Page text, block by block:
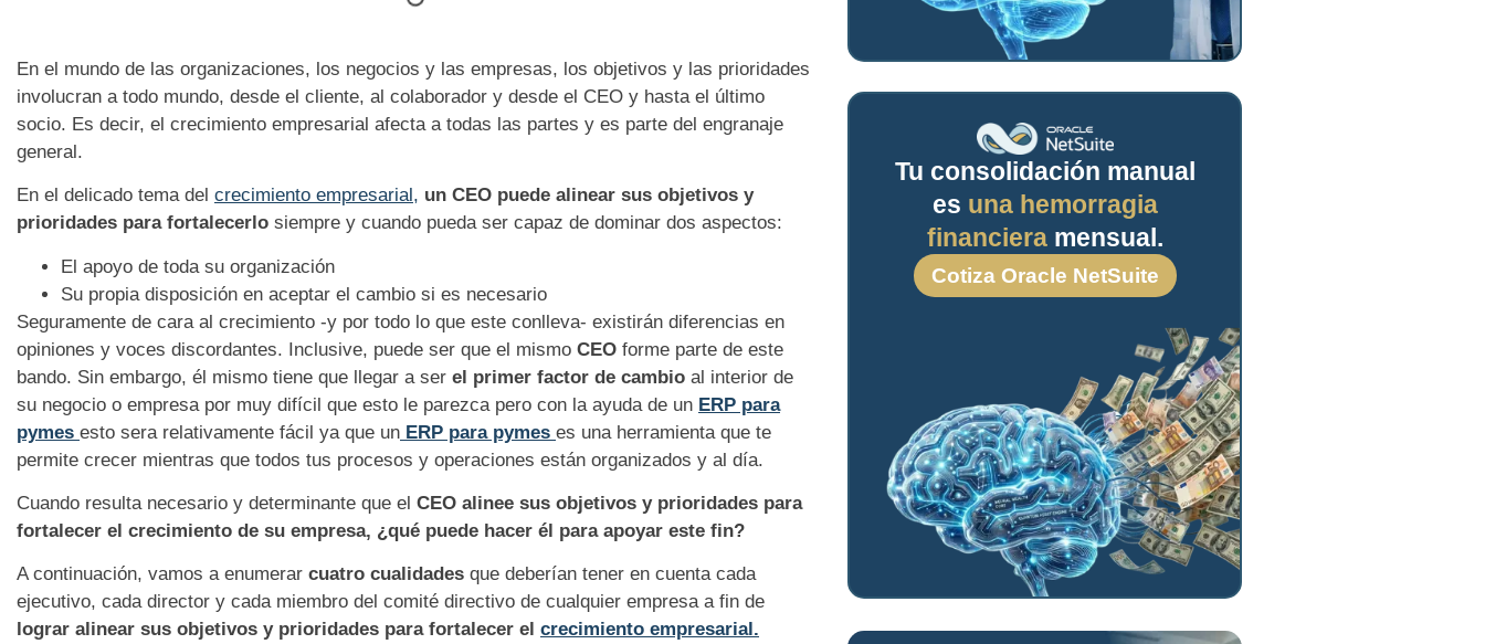
En el mundo de las organizaciones, los negocios y las empresas, los objetivos y las prioridades
involucran a todo mundo, desde el cliente, al colaborador y desde el CEO y hasta el último
socio. Es decir, el crecimiento empresarial afecta a todas las partes y es parte del engranaje
general.
En el delicado tema del crecimiento empresarial, un CEO puede alinear sus objetivos y
prioridades para fortalecerlo siempre y cuando pueda ser capaz de dominar dos aspectos:
El apoyo de toda su organización
Su propia disposición en aceptar el cambio si es necesario
Seguramente de cara al crecimiento -y por todo lo que este conlleva- existirán diferencias en
opiniones y voces discordantes. Inclusive, puede ser que el mismo CEO forme parte de este
bando. Sin embargo, él mismo tiene que llegar a ser el primer factor de cambio al interior de
su negocio o empresa por muy difícil que esto le parezca pero con la ayuda de un ERP para
pymes esto sera relativamente fácil ya que un ERP para pymes es una herramienta que te
permite crecer mientras que todos tus procesos y operaciones están organizados y al día.
Cuando resulta necesario y determinante que el CEO alinee sus objetivos y prioridades para
fortalecer el crecimiento de su empresa, ¿qué puede hacer él para apoyar este fin?
A continuación, vamos a enumerar cuatro cualidades que deberían tener en cuenta cada
ejecutivo, cada director y cada miembro del comité directivo de cualquier empresa a fin de
lograr alinear sus objetivos y prioridades para fortalecer el crecimiento empresarial.
Tu consolidación manual
es una hemorragia
financieramensual.
Cotiza Oracle NetSuite